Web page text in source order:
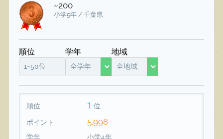
~200
小学5年 / 千葉県
順位
1~50位
学年
全学年
地域
全地域
順位 1 位
ポイント 5,998
学年
小学4年